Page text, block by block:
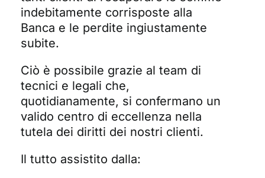
indebitamente corrisposte alla
Banca e le perdite ingiustamente
subite.
Ciò è possibile grazie al team di
tecnici e legali che,
quotidianamente, si confermano un
valido centro di eccellenza nella
tutela dei diritti dei nostri clienti.
Il tutto assistito dalla: